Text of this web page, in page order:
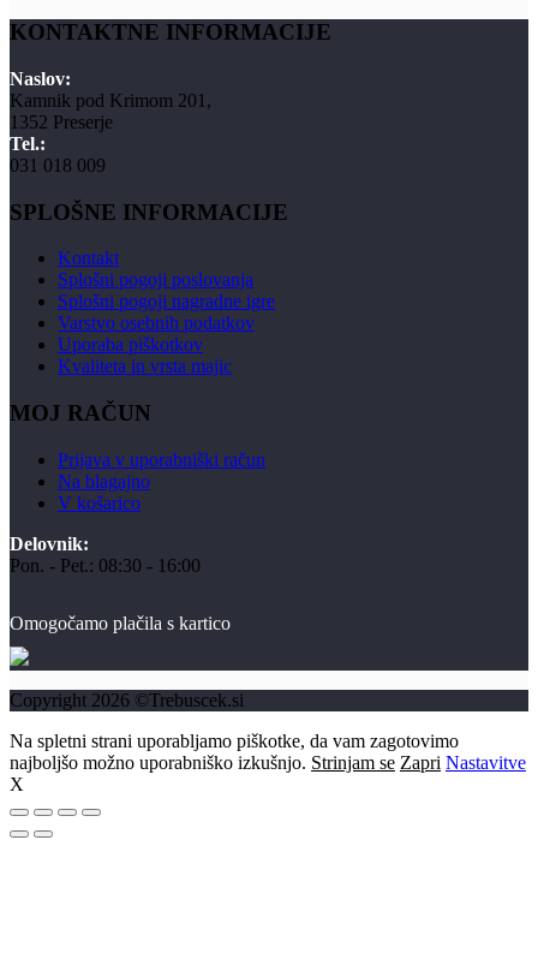
KONTAKTNE INFORMACIJE
Naslov:
Kamnik pod Krimom 201,
1352 Preserje
Tel.:
031 018 009
SPLOŠNE INFORMACIJE
Kontakt
Splošni pogoji poslovanja
Splošni pogoji nagradne igre
Varstvo osebnih podatkov
Uporaba piškotkov
Kvaliteta in vrsta majic
MOJ RAČUN
Prijava v uporabniški račun
Na blagajno
V košarico
Delovnik:
Pon. - Pet.: 08:30 - 16:00
Omogočamo plačila s kartico
Copyright 2026 ©Trebuscek.si
Na spletni strani uporabljamo piškotke, da vam zagotovimo
najboljšo možno uporabniško izkušnjo. Strinjam se Zapri Nastavitve
X